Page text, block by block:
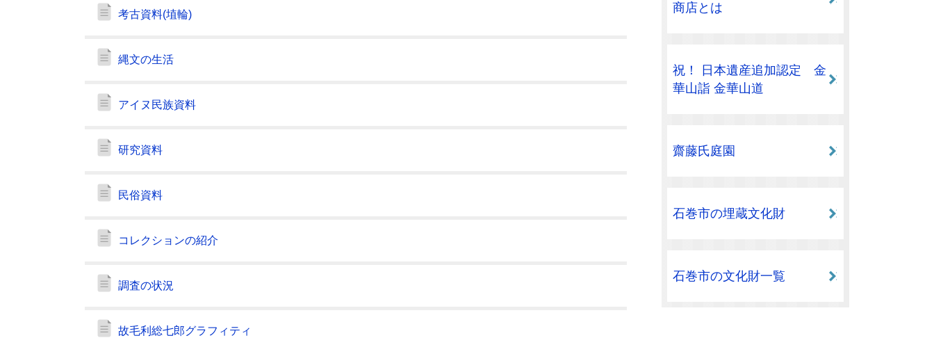
考古資料(埴輪)
縄文の生活
アイヌ民族資料
研究資料
民俗資料
コレクションの紹介
調査の状況
故毛利総七郎グラフィティ
商店とは
祝！ 日本遺産追加認定 金
華山詣 金華山道
齋藤氏庭園
石巻市の埋蔵文化財
石巻市の文化財一覧